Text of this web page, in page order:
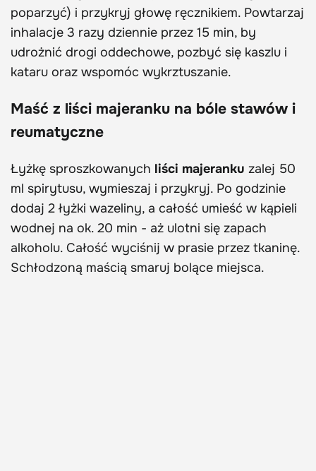
poparzyć) i przykryj głowę ręcznikiem. Powtarzaj
inhalacje 3 razy dziennie przez 15 min, by
udrożnić drogi oddechowe, pozbyć się kaszlu i
kataru oraz wspomóc wykrztuszanie.
Maść z liści majeranku na bóle stawów i
reumatyczne
Łyżkę sproszkowanych liści majeranku zalej 50
ml spirytusu, wymieszaj i przykryj. Po godzinie
dodaj 2 łyżki wazeliny, a całość umieść w kąpieli
wodnej na ok. 20 min - aż ulotni się zapach
alkoholu. Całość wyciśnij w prasie przez tkaninę.
Schłodzoną maścią smaruj bolące miejsca.